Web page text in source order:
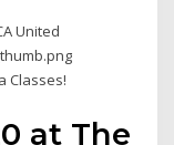
United
Classes!
at The